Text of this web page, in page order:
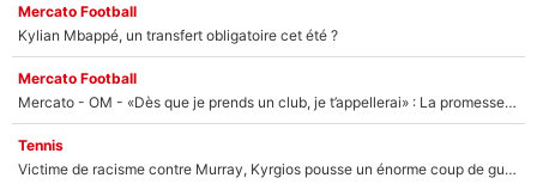
Mercato Football
Kylian Mbappé, un transfert obligatoire cet été ?
Mercato Football
Mercato - OM - «Dès que je prends un club, je t’appellerai» : La promesse de Marcelino au moment de claquer la porte
Tennis
Victime de racisme contre Murray, Kyrgios pousse un énorme coup de gueule !